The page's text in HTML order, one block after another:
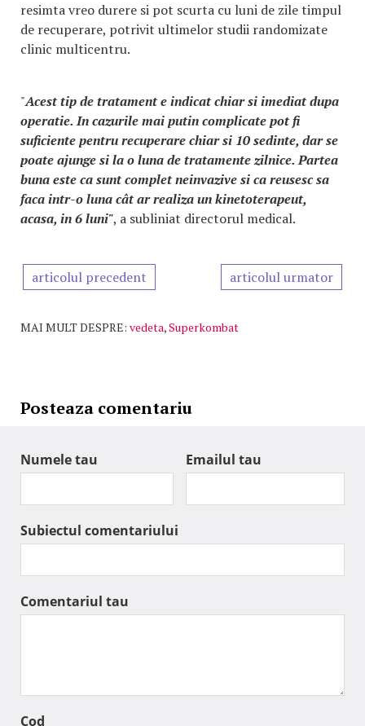
resimta vreo durere si pot scurta cu luni de zile timpul
de recuperare, potrivit ultimelor studii randomizate
clinic multicentru.
"Acest tip de tratament e indicat chiar si imediat dupa
operatie. In cazurile mai putin complicate pot fi
suficiente pentru recuperare chiar si 10 sedinte, dar se
poate ajunge si la o luna de tratamente zilnice. Partea
buna este ca sunt complet neinvazive si ca reusesc sa
faca intr-o luna cât ar realiza un kinetoterapeut,
acasa, in 6 luni", a subliniat directorul medical.
articolul precedent articolul urmator
MAI MULT DESPRE: vedeta,Superkombat
Posteaza comentariu
Numele tau Emailul tau
Subiectul comentariului
Comentariul tau
Cod